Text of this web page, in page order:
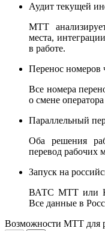
Аудит текущей
МТТ
места,
в работе.
Перенос номеров
Все номера
о смене
Параллельный
Оба решения
перевод рабочих
Запуск на
ВАТС МТТ или
Все данные в
Возможности МТТ для